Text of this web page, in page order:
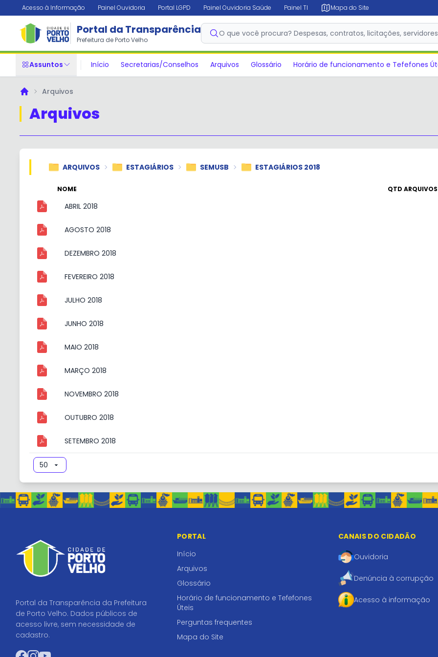
Acesso à Informação Painel Ouvidoria Portal LGPD Painel Ouvidoria Saúde Painel TI Mapa do Site
Portal da Transparência
Prefeitura de Porto Velho
O que você procura? Despesas, contratos, licitações,
Assuntos Início Secretarias/Conselhos Arquivos Glossário Horário de funcionamento e Tefefones
PrincipalArquivos
Arquivos
ARQUIVOS ESTAGIÁRIOS SEMUSB ESTAGIÁRIOS 2018
NOME QTD ARQUIVOS
ABRIL 2018
AGOSTO 2018
DEZEMBRO 2018
FEVEREIRO 2018
JULHO 2018
JUNHO 2018
MAIO 2018
MARÇO 2018
NOVEMBRO 2018
OUTUBRO 2018
SETEMBRO 2018
Portal da Transparência da Prefeitura
de Porto Velho. Dados públicos de
acesso livre, sem necessidade de
cadastro.
PORTAL
Início
Arquivos
Glossário
Horário de funcionamento e Tefefones
Úteis
Perguntas frequentes
Mapa do Site
CANAIS DO CIDADÃO
Ouvidoria
Denúncia à corrupção
Acesso à informação
✕